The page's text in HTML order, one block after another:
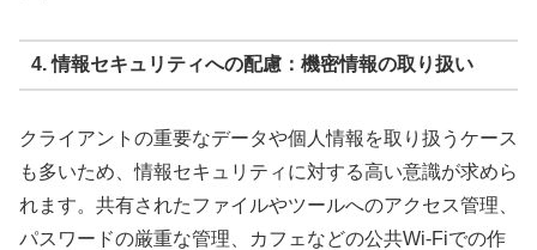
4. 情報セキュリティへの配慮：機密情報の取り扱い
クライアントの重要なデータや個人情報を取り扱うケース
も多いため、情報セキュリティに対する高い意識が求めら
れます。共有されたファイルやツールへのアクセス管理、
パスワードの厳重な管理、カフェなどの公共Wi-Fiでの作